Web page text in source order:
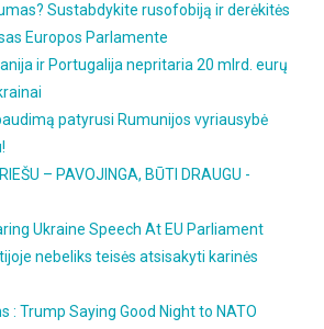
Sustabdykite rusofobiją ir derėkitės
Europos Parlamente
ir Portugalija nepritaria 20 mlrd. eurų
patyrusi Rumunijos vyriausybė
– PAVOJINGA, BŪTI DRAUGU -
Ukraine Speech At EU Parliament
nebeliks teisės atsisakyti karinės
: Trump Saying Good Night to NATO